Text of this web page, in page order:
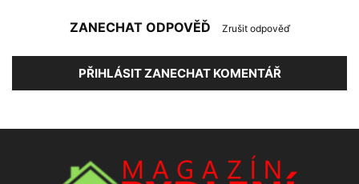
ZANECHAT ODPOVĚĎ Zrušit odpověď
PŘIHLÁSIT ZANECHAT KOMENTÁŘ